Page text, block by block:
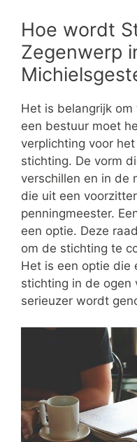
Hoe wordt
Zegenwerp
Het is belangrijk
een bestuur moet
verplichting voor
stichting. De vorm
verschillen en in de
die uit een
penningmeester.
een optie. Deze
om de stichting te
Het is een optie die
stichting in de ogen
serieuzer wordt